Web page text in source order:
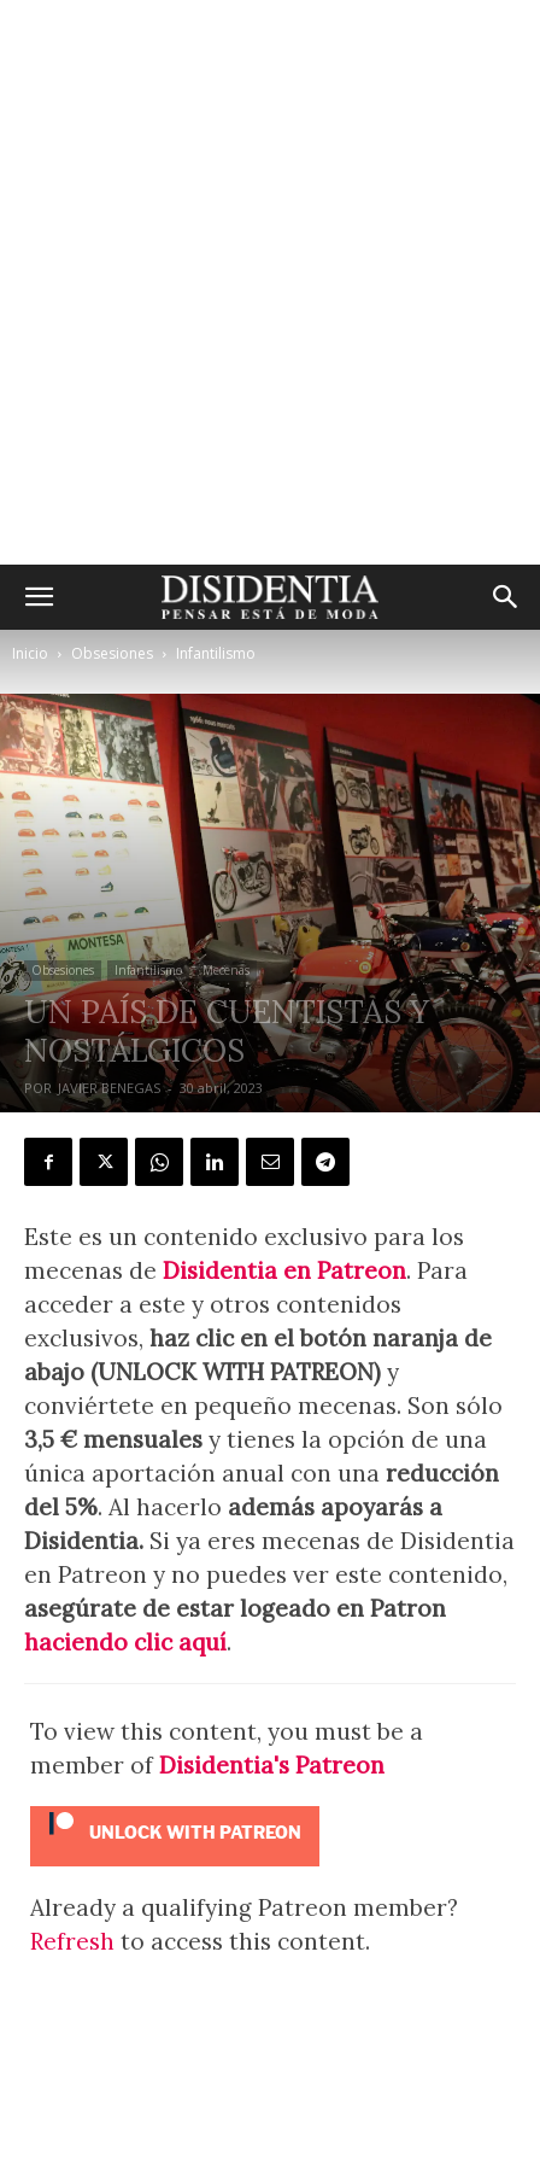
Inicio Obsesiones Infantilismo
Obsesiones Infantilismo Mecenas
UN PAÍS DE CUENTISTAS Y
NOSTÁLGICOS
POR JAVIER BENEGAS - 30 abril, 2023
Este es un contenido exclusivo para los
mecenas de Disidentia en Patreon. Para
acceder a este y otros contenidos
exclusivos, haz clic en el botón naranja de
abajo (UNLOCK WITH PATREON) y
conviértete en pequeño mecenas. Son sólo
3,5 € mensuales y tienes la opción de una
única aportación anual con una reducción
del 5%. Al hacerlo además apoyarás a
Disidentia. Si ya eres mecenas de Disidentia
en Patreon y no puedes ver este contenido,
asegúrate de estar logeado en Patron
haciendo clic aquí.
To view this content, you must be a
member ofDisidentia's Patreon
UNLOCK WITH PATREON
Already a qualifying Patreon member?
Refresh to access this content.